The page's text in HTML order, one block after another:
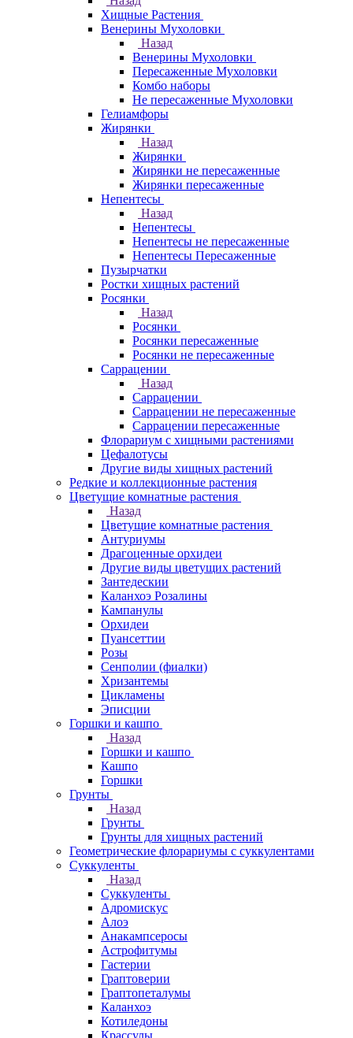
Хищные Растения
Венерины Мухоловки
Назад
Венерины Мухоловки
Пересаженные Мухоловки
Комбо наборы
Не пересаженные Мухоловки
Гелиамфоры
Жирянки
Назад
Жирянки
Жирянки не пересаженные
Жирянки пересаженные
Непентесы
Назад
Непентесы
Непентесы не пересаженные
Непентесы Пересаженные
Пузырчатки
Ростки хищных растений
Росянки
Назад
Росянки
Росянки пересаженные
Росянки не пересаженные
Саррацении
Назад
Саррацении
Саррацении не пересаженные
Саррацении пересаженные
Флорариум с хищными растениями
Цефалотусы
Другие виды хищных растений
Редкие и коллекционные растения
Цветущие комнатные растения
Назад
Цветущие комнатные растения
Антуриумы
Драгоценные орхидеи
Другие виды цветущих растений
Зантедескии
Каланхоэ Розалины
Кампанулы
Орхидеи
Пуансеттии
Розы
Сенполии (фиалки)
Хризантемы
Цикламены
Эписции
Горшки и кашпо
Назад
Горшки и кашпо
Кашпо
Горшки
Грунты
Назад
Грунты
Грунты для хищных растений
Геометрические флорариумы с суккулентами
Суккуленты
Назад
Суккуленты
Адромискус
Алоэ
Анакампсеросы
Астрофитумы
Гастерии
Граптоверии
Граптопеталумы
Каланхоэ
Котиледоны
Крассулы